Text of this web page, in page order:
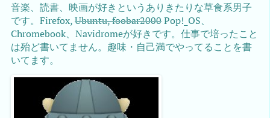
音楽、読書、映画が好きというありきたりな草食系男子
です。Firefox,Ubuntu, foobar2000Pop!_OS、
Chromebook、Navidromeが好きです。仕事で培ったこと
は殆ど書いてません。趣味・自己満でやってることを書
いてます。